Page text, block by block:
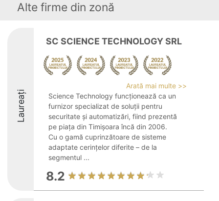
Alte firme din zonă
Laureați
SC SCIENCE TECHNOLOGY SRL
Arată mai multe >>
Science Technology funcționează ca un
furnizor specializat de soluții pentru
securitate și automatizări, fiind prezentă
pe piața din Timișoara încă din 2006.
Cu o gamă cuprinzătoare de sisteme
adaptate cerințelor diferite – de la
segmentul ...
8.2